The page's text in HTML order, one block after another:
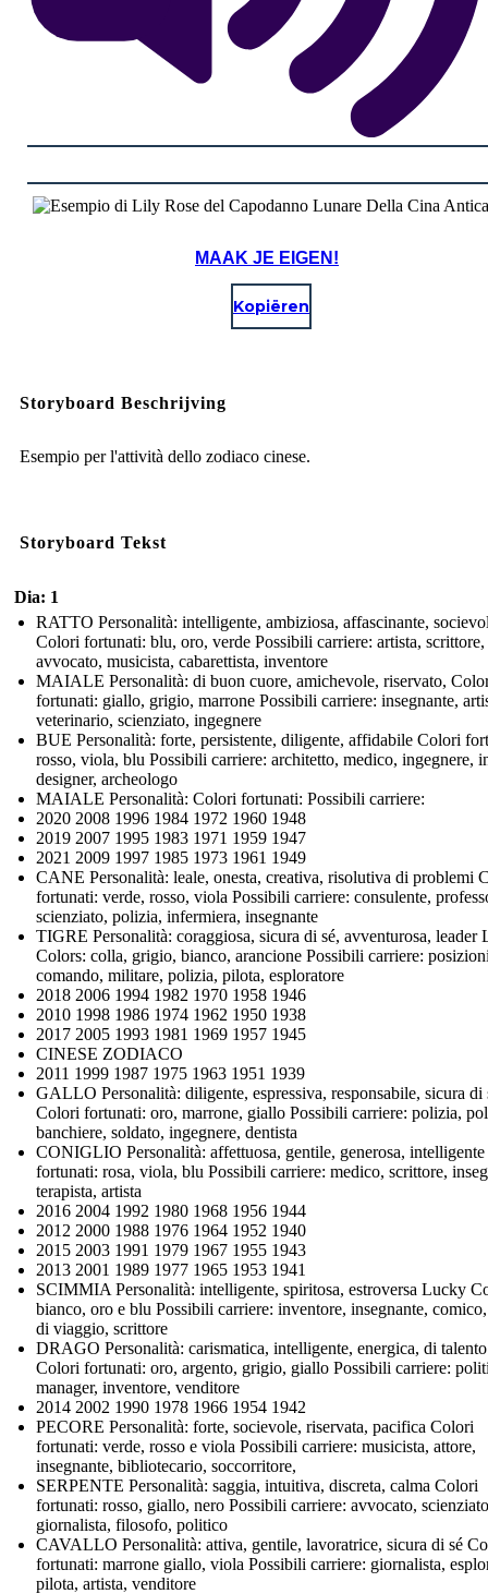
MAAK JE EIGEN!
Kopiëren
Storyboard Beschrijving
Esempio per l'attività dello zodiaco cinese.
Storyboard Tekst
Dia: 1
RATTO Personalità: intelligente, ambiziosa, affascinante,
Colori fortunati: blu, oro, verde Possibili carriere: artista, scrittore,
avvocato, musicista, cabarettista, inventore
MAIALE Personalità: di buon cuore, amichevole, riservato,
fortunati: giallo, grigio, marrone Possibili carriere: insegnante,
veterinario, scienziato, ingegnere
BUE Personalità: forte, persistente, diligente, affidabile Colori
rosso, viola, blu Possibili carriere: architetto, medico, ingegnere,
designer, archeologo
MAIALE Personalità: Colori fortunati: Possibili carriere:
2020 2008 1996 1984 1972 1960 1948
2019 2007 1995 1983 1971 1959 1947
2021 2009 1997 1985 1973 1961 1949
CANE Personalità: leale, onesta, creativa, risolutiva di problemi
fortunati: verde, rosso, viola Possibili carriere: consulente,
scienziato, polizia, infermiera, insegnante
TIGRE Personalità: coraggiosa, sicura di sé, avventurosa, leader
Colors: colla, grigio, bianco, arancione Possibili carriere:
comando, militare, polizia, pilota, esploratore
2018 2006 1994 1982 1970 1958 1946
2010 1998 1986 1974 1962 1950 1938
2017 2005 1993 1981 1969 1957 1945
CINESE ZODIACO
2011 1999 1987 1975 1963 1951 1939
GALLO Personalità: diligente, espressiva, responsabile, sicura di
Colori fortunati: oro, marrone, giallo Possibili carriere: polizia,
banchiere, soldato, ingegnere, dentista
CONIGLIO Personalità: affettuosa, gentile, generosa,
fortunati: rosa, viola, blu Possibili carriere: medico, scrittore,
terapista, artista
2016 2004 1992 1980 1968 1956 1944
2012 2000 1988 1976 1964 1952 1940
2015 2003 1991 1979 1967 1955 1943
2013 2001 1989 1977 1965 1953 1941
SCIMMIA Personalità: intelligente, spiritosa, estroversa Lucky
bianco, oro e blu Possibili carriere: inventore, insegnante,
di viaggio, scrittore
DRAGO Personalità: carismatica, intelligente, energica, di talento
Colori fortunati: oro, argento, grigio, giallo Possibili carriere:
manager, inventore, venditore
2014 2002 1990 1978 1966 1954 1942
PECORE Personalità: forte, socievole, riservata, pacifica Colori
fortunati: verde, rosso e viola Possibili carriere: musicista, attore,
insegnante, bibliotecario, soccorritore,
SERPENTE Personalità: saggia, intuitiva, discreta, calma Colori
fortunati: rosso, giallo, nero Possibili carriere: avvocato,
giornalista, filosofo, politico
CAVALLO Personalità: attiva, gentile, lavoratrice, sicura di sé
fortunati: marrone giallo, viola Possibili carriere: giornalista,
pilota, artista, venditore